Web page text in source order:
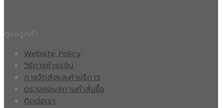
Website Policy
วิธีการชำระเงิน
การจัดส่งและค่าบริการ
ตรวจสอบสถานคำสั่งซื้อ
ติดต่อเรา